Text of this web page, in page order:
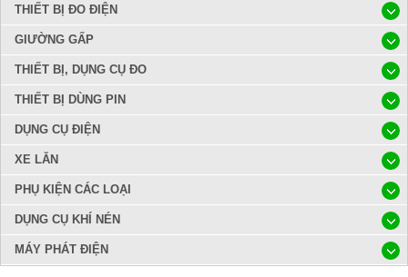
THIẾT BỊ ĐO ĐIỆN
GIƯỜNG GẤP
THIẾT BỊ, DỤNG CỤ ĐO
THIẾT BỊ DÙNG PIN
DỤNG CỤ ĐIỆN
XE LĂN
PHỤ KIỆN CÁC LOẠI
DỤNG CỤ KHÍ NÉN
MÁY PHÁT ĐIỆN